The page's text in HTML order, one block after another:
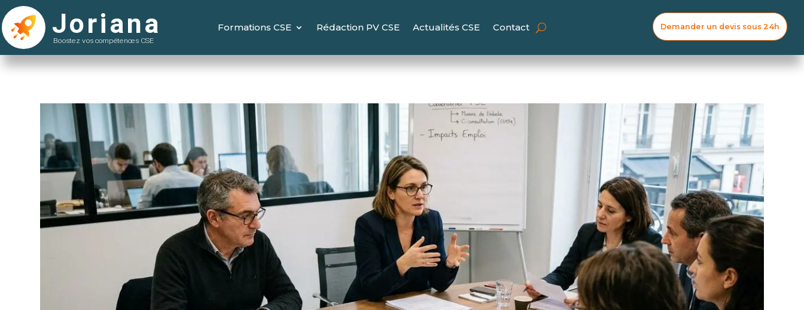
Formations CSE Rédaction PV CSE Actualités CSE Contact Demander un devis sous 24h